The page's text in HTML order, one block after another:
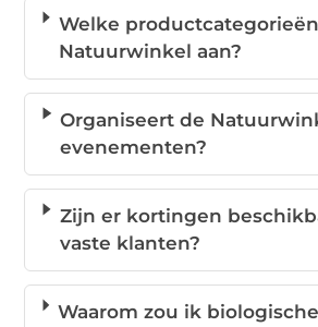
Welke
Natuurwinkel aan?
Organiseert de
evenementen?
Zijn er kortingen
vaste klanten?
Waarom zou ik